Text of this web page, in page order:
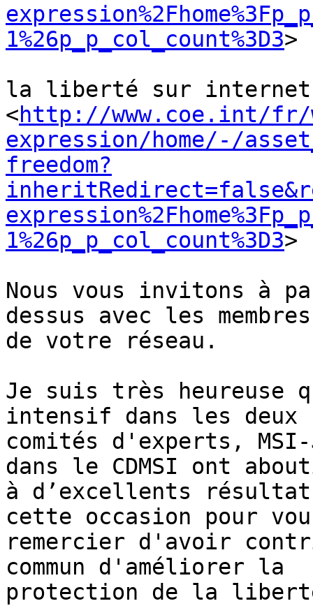
1%26p_p_col_count%3D3>
la liberté sur
<http://www.coe.int/fr/
expression/home/-/
freedom?
1%26p_p_col_count%3D3>
Nous vous invitons à
dessus avec les
de votre réseau.
Je suis très heureuse
intensif dans les deux
comités d'experts,
dans le CDMSI ont
à d’excellents
cette occasion pour
remercier d'avoir
commun d'améliorer la
protection de la